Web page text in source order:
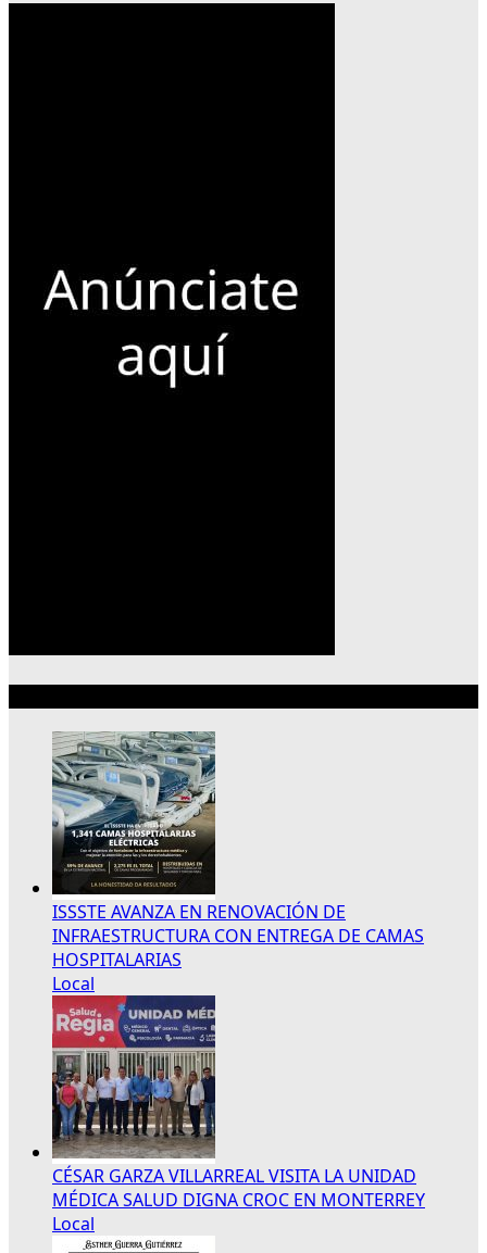
ISSSTE AVANZA EN RENOVACIÓN DE
INFRAESTRUCTURA CON ENTREGA DE CAMAS
HOSPITALARIAS
Local
CÉSAR GARZA VILLARREAL VISITA LA UNIDAD
MÉDICA SALUD DIGNA CROC EN MONTERREY
Local